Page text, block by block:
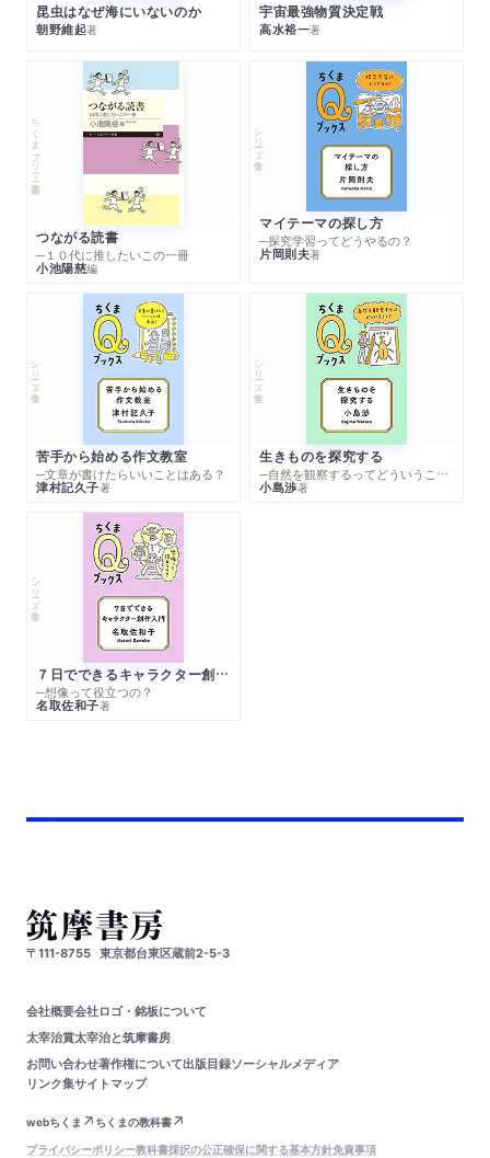
昆虫はなぜ海にいないのか
朝野維起著
宇宙最強物質決定戦
高水裕一著
ちくまプリマー新書
つながる読書
─１０代に推したいこの一冊
小池陽慈編
シリーズ・全集
マイテーマの探し方
─探究学習ってどうやるの？
片岡則夫著
シリーズ・全集
苦手から始める作文教室
─文章が書けたらいいことはある？
津村記久子著
シリーズ・全集
生きものを探究する
─自然を観察するってどういうこと？
小島渉著
シリーズ・全集
７日でできるキャラクター創作入門
─想像って役立つの？
名取佐和子著
〒111-8755 東京都台東区蔵前2-5-3
会社概要会社ロゴ・銘板について
太宰治賞太宰治と筑摩書房
お問い合わせ著作権について出版目録ソーシャルメディア
リンク集サイトマップ
webちくま
ちくまの教科書
プライバシーポリシー教科書採択の公正確保に関する基本方針免責事項